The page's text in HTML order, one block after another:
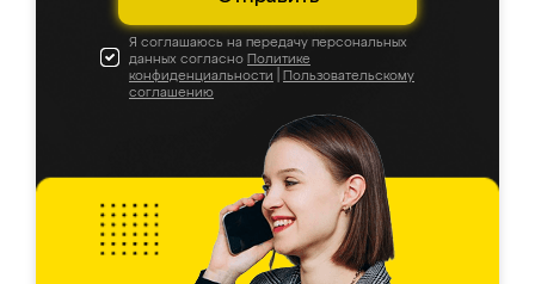
Я соглашаюсь на передачу персональных
данных согласно Политике
конфиденциальности
Пользовательскому
соглашению